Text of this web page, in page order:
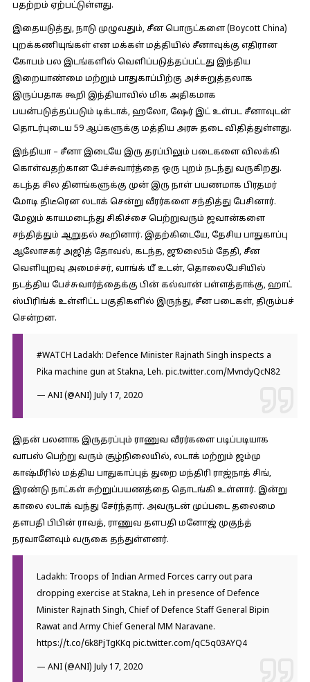
பதற்றம் ஏற்பட்டுள்ளது.
இதையடுத்து, நாடு முழுவதும், சீன பொருட்களை (Boycott China)
புறக்கணியுங்கள் என மக்கள் மத்தியில் சீனாவுக்கு எதிரான
கோபம் பல இடங்களில் வெளிப்படுத்தப்பட்டது இந்திய
இறையாண்மை மற்றும் பாதுகாப்பிற்கு அச்சுறுத்தலாக
இருப்பதாக கூறி இந்தியாவில் மிக அதிகமாக
பயன்படுத்தப்படும் டிக்டாக், ஹலோ, ஷேர் இட் உள்பட சீனாவுடன்
தொடர்புடைய 59 ஆப்களுக்கு மத்திய அரசு தடை விதித்துள்ளது.
இந்தியா – சீனா இடையே இரு தரப்பிலும் படைகளை விலக்கி
கொள்வதற்கான பேச்சுவார்த்தை ஒரு புறம் நடந்து வருகிறது.
கடந்த சில தினங்களுக்கு முன் இரு நாள் பயணமாக பிரதமர்
மோடி திடீரென லடாக் சென்று வீரர்களை சந்தித்து பேசினார்.
மேலும் காயமடைந்து சிகிச்சை பெற்றுவரும் ஜவான்களை
சந்தித்தும் ஆறுதல் கூறினார். இதற்கிடையே, தேசிய பாதுகாப்பு
ஆலோசகர் அஜித் தோவல், கடந்த, ஜூலை5ம் தேதி, சீன
வெளியுறவு அமைச்சர், வாங்க் யீ உடன், தொலைபேசியில்
நடத்திய பேச்சுவார்த்தைக்கு பின் கல்வான் பள்ளத்தாக்கு, ஹாட்
ஸ்பிரிங்க் உள்ளிட்ட பகுதிகளில் இருந்து, சீன படைகள், திரும்பச்
சென்றன.
#WATCH Ladakh: Defence Minister Rajnath Singh inspects a
Pika machine gun at Stakna, Leh. pic.twitter.com/MvndyQcN82
— ANI (@ANI) July 17, 2020
இதன் பலனாக இருதரப்பும் ராணுவ வீரர்களை படிப்படியாக
வாபஸ் பெற்று வரும் சூழ்நிலையில், லடாக் மற்றும் ஜம்மு
காஷ்மீரில் மத்திய பாதுகாப்புத் துறை மந்திரி ராஜ்நாத் சிங்,
இரண்டு நாட்கள் சுற்றுப்பயணத்தை தொடங்கி உள்ளார். இன்று
காலை லடாக் வந்து சேர்ந்தார். அவருடன் முப்படை தலைமை
தளபதி பிபின் ராவத், ராணுவ தளபதி மனோஜ் முகுந்த்
நரவானேவும் வருகை தந்துள்ளனர்.
Ladakh: Troops of Indian Armed Forces carry out para
dropping exercise at Stakna, Leh in presence of Defence
Minister Rajnath Singh, Chief of Defence Staff General Bipin
Rawat and Army Chief General MM Naravane.
https://t.co/6k8PjTgKKq pic.twitter.com/qC5q03AYQ4
— ANI (@ANI) July 17, 2020